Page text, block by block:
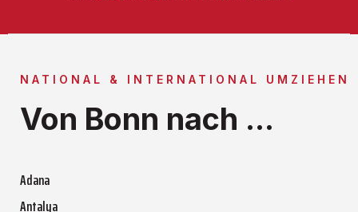
NATIONAL & INTERNATIONAL UMZIEHEN
Von Bonn nach ...
Adana
Antalya